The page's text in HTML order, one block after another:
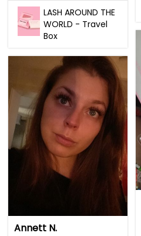
LASH AROUND THE
WORLD - Travel
Box
Annett N.